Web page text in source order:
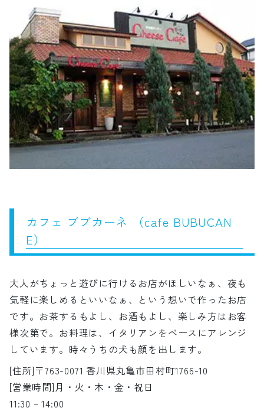
カフェ ブブカーネ （cafe BUBUCAN
E）
大人がちょっと遊びに行けるお店がほしいなぁ、夜も
気軽に楽しめるといいなぁ、という想いで作ったお店
です。お茶するもよし、お酒もよし、楽しみ方はお客
様次第で。お料理は、イタリアンをベースにアレンジ
しています。時々うちの犬も顔を出します。
[住所]〒763-0071 香川県丸亀市田村町1766-10
[営業時間]月・火・木・金・祝日
11:30 – 14:00